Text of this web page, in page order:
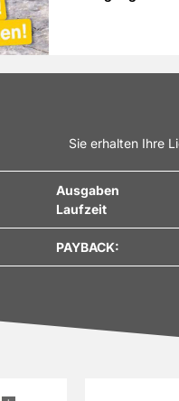
Sie erhalten Ihre
Ausgaben
Laufzeit
PAYBACK: